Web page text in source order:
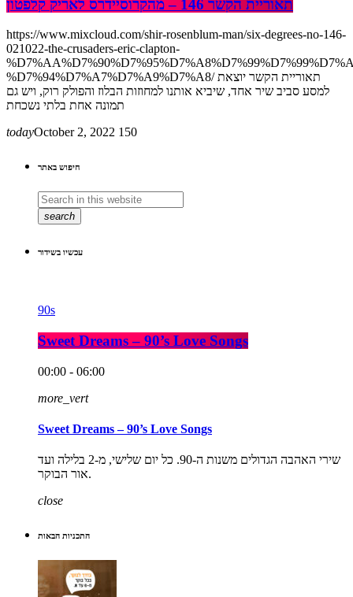
תאוריית הקשר 146 – מהקרוסיידרס לאריק קלפטון
https://www.mixcloud.com/shir-rosenblum-man/six-degrees-no-146-
021022-the-crusaders-eric-clapton-
%D7%94%D7%A7%D7%A9%D7%A8/ תאוריית הקשר יוצאת
למסע סביב שיר אחד, שיביא אותנו למחוזות הבלוז והפולק רוק, ויש גם
תמונה אחת בלתי נשכחת
todayOctober 2, 2022 150
חיפוש באתר
search
עכשיו בשידור
90s
Sweet Dreams – 90’s Love Songs
00:00 - 06:00
more_vert
Sweet Dreams – 90’s Love Songs
שירי האהבה הגדולים משנות ה-90. כל יום שלישי, מ-2 בלילה ועד
אור הבוקר.
close
התכניות הבאות